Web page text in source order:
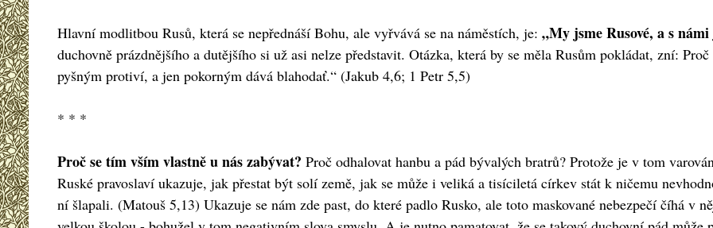
Hlavní modlitbou Rusů, která se nepřednáší Bohu, ale vyřvává se na náměstích, je: „My jsme Rusové, a s
duchovně prázdnějšího a dutějšího si už asi nelze představit. Otázka, která by se měla Rusům pokládat, zní:
pyšným protiví, a jen pokorným dává blahodať.“ (Jakub 4,6; 1 Petr 5,5)
* * *
Proč se tím vším vlastně u nás zabývat? Proč odhalovat hanbu a pád bývalých bratrů? Protože je v tom
Ruské pravoslaví ukazuje, jak přestat být solí země, jak se může i veliká a tisíciletá církev stát k ničemu
ní šlapali. (Matouš 5,13) Ukazuje se nám zde past, do které padlo Rusko, ale toto maskované nebezpečí číhá v